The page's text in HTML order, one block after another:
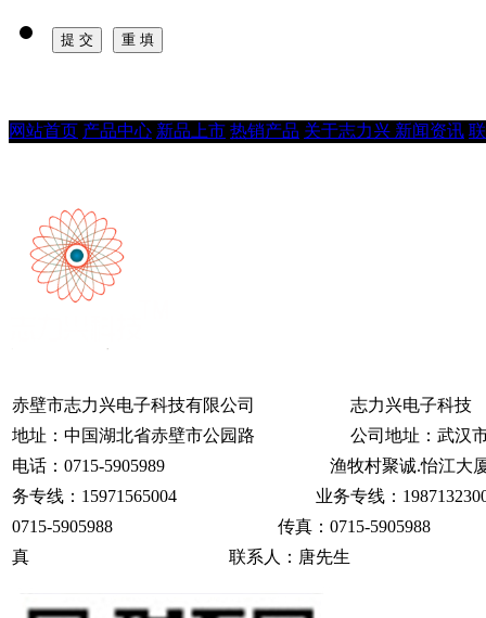
网站首页 产品中心 新品上市 热销产品 关于志力兴 新闻资讯
赤壁市志力兴电子科技有限公司 志力兴电子
地址：中国湖北省赤壁市公园路 公司地址：武汉市
电话：0715-5905989 渔牧村聚诚.怡江大厦
务专线：15971565004 业务专线：
0715-5905988 传真：0715-
真 联系人：唐先生